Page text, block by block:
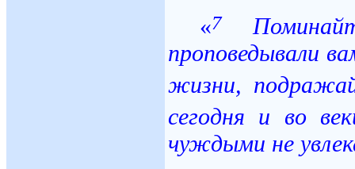
«7
проповедывали
жизни,
сегодня и во
чуждыми не